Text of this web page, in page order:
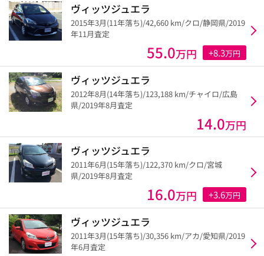
ヴィッツジュエラ
2015年3月(11年落ち)/42,660 km/クロ/静岡県/2019
年11月査定
55.0万円 +8.3万円
ヴィッツジュエラ
2012年8月(14年落ち)/123,188 km/チャイロ/広島
県/2019年8月査定
14.0万円
ヴィッツジュエラ
2011年6月(15年落ち)/122,370 km/クロ/宮城
県/2019年8月査定
16.0万円 +3.6万円
ヴィッツジュエラ
2011年3月(15年落ち)/30,356 km/アカ/愛知県/2019
年6月査定